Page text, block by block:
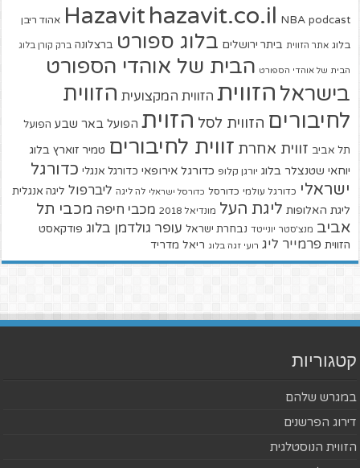
Hazavit hazavit.co.il NBA podcast אהוד ריבן
בלוג אתר הזווית ביתר ירושלים בלוג ספורט ברצלונה ברק קורן בלוג
הבית של אוהדי הספורט הבית של אוהדי הספורט
בישראל הזווית הזווית המקצועית הזווית
לחיבורים הזווית לסל הזוית הפועל באר שבע הפועל
תל אביב זווית אחרת זווית לחיבורים טמיר זוארץ בלוג
יוחאי שטנצלר בלוג יורגן קלופ כדורגל אירופאי כדורגל אנגלי כדורגל
ישראלי כדורגל עולמי כדורסל כדורסל ישראלי לה ליגה ליברפול ליגה אנגלית
ליגת האלופות ליגת העל מונדיאל 2018 מכבי חיפה מכבי תל
אביב מנצ'סטר יונייטד נבחרת ישראל עופר גולדמן בלוג פודקאסט
הזווית פרמייר ליג רועי זגה בלוג ריאל מדריד
קטגוריות
במגרש שלהם
דירוג הפרשנים
הזווית הנוסטלגית